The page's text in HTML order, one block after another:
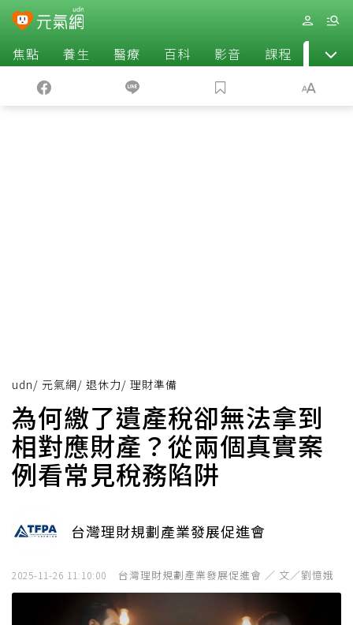
焦點 養生 醫療 百科 影音 課程 退休
udn/ 元氣網/ 退休力/ 理財準備
為何繳了遺產稅卻無法拿到
相對應財產？從兩個真實案
例看常見稅務陷阱
台灣理財規劃產業發展促進會
2025-11-26 11:10:00 台灣理財規劃產業發展促進會 ／ 文／劉憶娥